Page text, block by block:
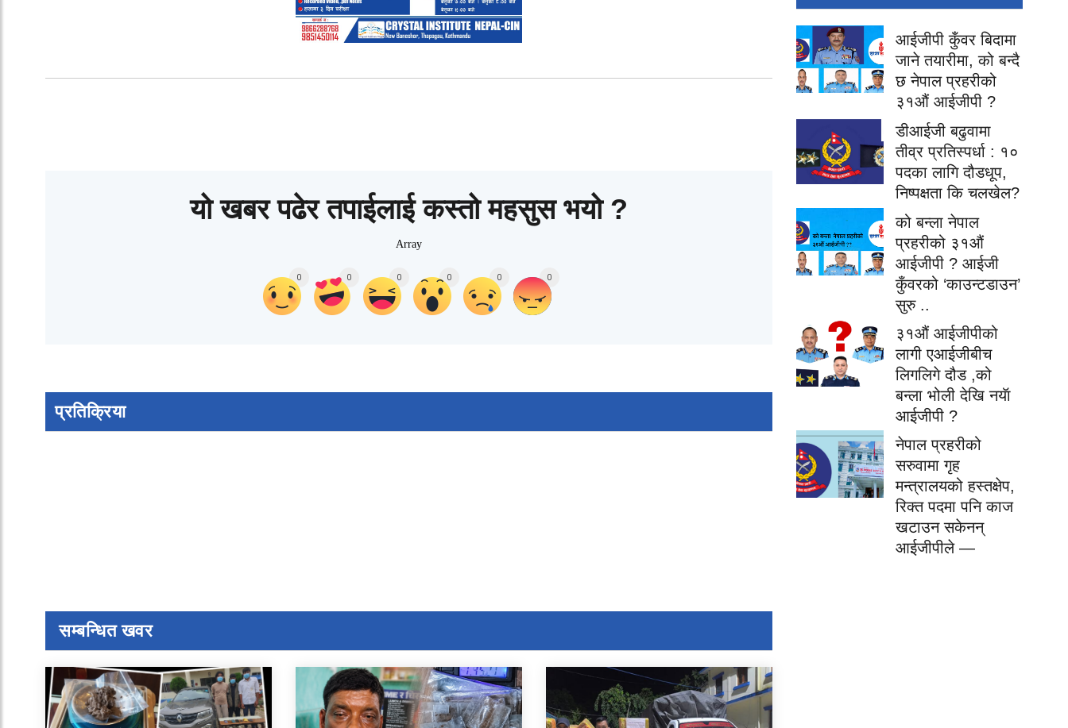
यो खबर पढेर तपाईलाई कस्तो महसुस भयो ?
Array
0 0 0 0 0 0
प्रतिक्रिया
सम्बन्धित खवर
आईजीपी कुँवर बिदामा
जाने तयारीमा, को बन्दै
छ नेपाल प्रहरीको
३१औं आईजीपी ?
डीआईजी बढुवामा
तीव्र प्रतिस्पर्धा : १०
पदका लागि दौडधूप,
निष्पक्षता कि चलखेल?
को बन्ला नेपाल
प्रहरीको ३१औं
आईजीपी ? आईजी
कुँवरको ‘काउन्टडाउन’
सुरु ..
३१औं आईजीपीको
लागी एआईजीबीच
लिगलिगे दौड ,को
बन्ला भोली देखि नयॅा
आईजीपी ?
नेपाल प्रहरीको
सरुवामा गृह
मन्त्रालयको हस्तक्षेप,
रिक्त पदमा पनि काज
खटाउन सकेनन्
आईजीपीले —